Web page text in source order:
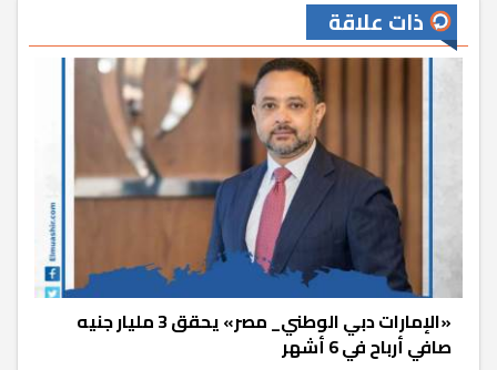
ذات علاقة
«الإمارات دبي الوطني_ مصر» يحقق 3 مليار جنيه
صافي أرباح في 6 أشهر